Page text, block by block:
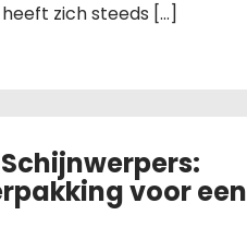
zich steeds […]
voor een